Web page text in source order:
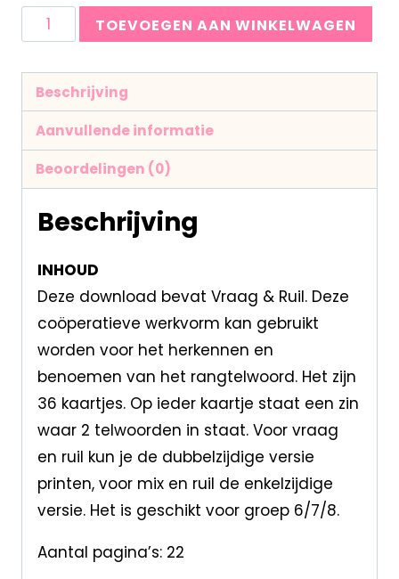
TOEVOEGEN AAN WINKELWAGEN
Beschrijving
Aanvullende informatie
Beoordelingen (0)
Beschrijving
INHOUD
Deze download bevat Vraag & Ruil. Deze
coöperatieve werkvorm kan gebruikt
worden voor het herkennen en
benoemen van het rangtelwoord. Het zijn
36 kaartjes. Op ieder kaartje staat een zin
waar 2 telwoorden in staat. Voor vraag
en ruil kun je de dubbelzijdige versie
printen, voor mix en ruil de enkelzijdige
versie. Het is geschikt voor groep 6/7/8.
Aantal pagina’s: 22